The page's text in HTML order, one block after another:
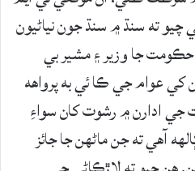
ته سنڌ ۾ سنڌ جون نياڻيون
حڪومت جا وزير ۽ مشير بي
کي عوام جي ڪا ئي به پرواهه
ادارن ۾ رشوت کان سواءِ
آهي ته جن ماڻهن جا جائز